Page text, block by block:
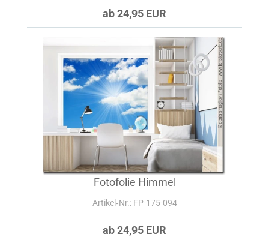
ab 24,95 EUR
Fotofolie Himmel
Artikel‑Nr.: FP-175-094
ab 24,95 EUR